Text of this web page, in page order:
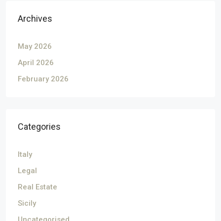
Archives
May 2026
April 2026
February 2026
Categories
Italy
Legal
Real Estate
Sicily